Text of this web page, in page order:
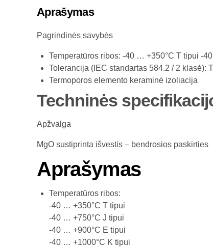
Aprašymas
Pagrindinės savybės
Temperatūros ribos: -40 … +350°C T tipui -
Tolerancija (IEC standartas 584.2 / 2 klasė):
Termoporos elemento keraminė izoliacija
Techninės
Apžvalga
MgO sustiprinta išvestis – bendrosios paskirties
Aprašymas
Temperatūros ribos:
-40 … +350°C T tipui
-40 … +750°C J tipui
-40 … +900°C E tipui
-40 … +1000°C K tipui